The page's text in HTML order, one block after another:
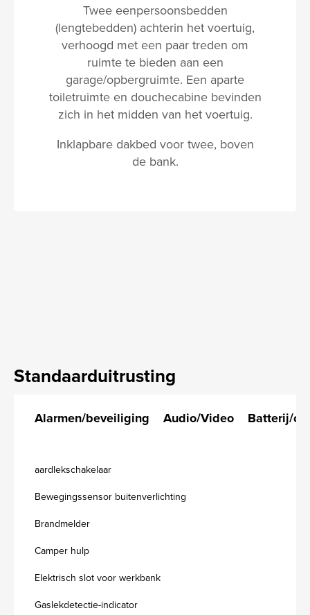
Twee eenpersoonsbedden
(lengtebedden) achterin het voertuig,
verhoogd met een paar treden om
ruimte te bieden aan een
garage/opbergruimte. Een aparte
toiletruimte en douchecabine bevinden
zich in het midden van het voertuig.
Inklapbare dakbed voor twee, boven
de bank.
Standaarduitrusting
Alarmen/beveiliging Audio/Video Batterij/
aardlekschakelaar
Bewegingssensor buitenverlichting
Brandmelder
Camper hulp
Elektrisch slot voor werkbank
Gaslekdetectie-indicator